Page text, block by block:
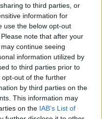
to third parties, or
information for
use the below opt-out
note that after your
continue seeing
information utilized by
to third parties prior to
out of the further
by third parties on the
This information may
on the IAB’s List of
a srácok, de végig
és
Gratulálok az
és
és a
melót, amit
Köszönjük
pályát varázsoltak
hangulatot